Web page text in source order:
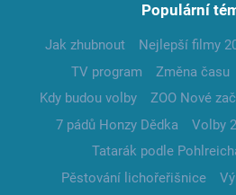
Populární
Jak zhubnout Nejlepší filmy
TV program
Změna času
Kdy budou volby
ZOO Nové
7 pádů Honzy Dědka
Volby
Tatarák podle
Pěstování lichořeřišnice